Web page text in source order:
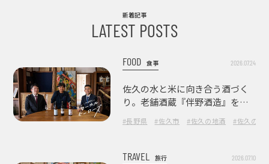
新着記事
LATEST POSTS
FOOD 食事 2026.07.24
佐久の水と米に向き合う酒づく
り。老舗酒蔵『伴野酒造』を訪
#長野県 #佐久市 #佐久の地酒 #佐久の酒
TRAVEL 旅行 2026.07.10